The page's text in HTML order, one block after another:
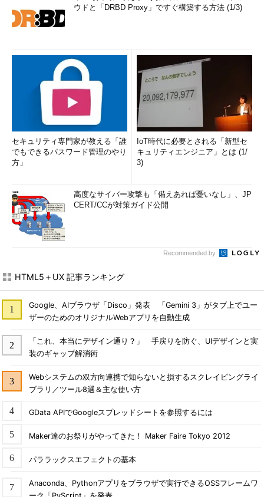
ウドと「DRBD Proxy」ですぐ構築する方法 (1/3)
セキュリティ専門家が教える「誰
でもできるパスワード管理のやり
方」
IoT時代に必要とされる「新型セ
キュリティエンジニア」とは (1/
3)
高度なサイバー攻撃も「備えあれば憂いなし」、JP
CERT/CCが対策ガイド公開
Recommended by
HTML5＋UX 記事ランキング
Google、AIブラウザ「Disco」発表 「Gemini 3」がタブ上でユー
ザーのためのオリジナルWebアプリを自動生成
「これ、本当にデザイン通り？」 手戻りを防ぐ、UIデザインと実
装のギャップ解消術
Webシステムの双方向連携で知らないと損するスクレイピングライ
ブラリ／ツール8選＆主な使い方
GData APIでGoogleスプレッドシートを参照するには
Maker達のお祭りがやってきた！ Maker Faire Tokyo 2012
パララックスエフェクトの基本
Anaconda、Pythonアプリをブラウザで実行できるOSSフレームワ